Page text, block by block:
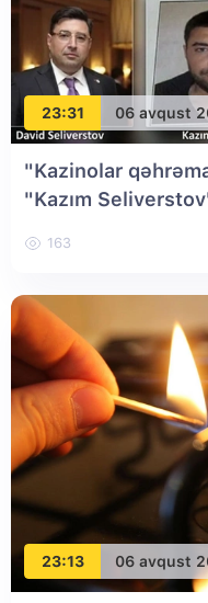
23:31 06 avqust
"Kazinolar
"Kazım
163
23:13 06 avqust